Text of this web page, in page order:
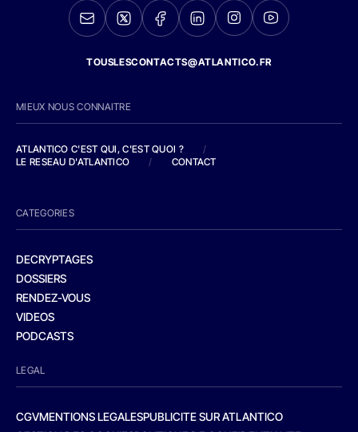
TOUSLESCONTACTS@ATLANTICO.FR
MIEUX NOUS CONNAITRE
ATLANTICO C'EST QUI, C'EST QUOI ?
/
LE RESEAU D'ATLANTICO
/ CONTACT
CATEGORIES
DECRYPTAGES
DOSSIERS
RENDEZ-VOUS
VIDEOS
PODCASTS
LEGAL
CGVMENTIONS LEGALESPUBLICITE SUR ATLANTICO